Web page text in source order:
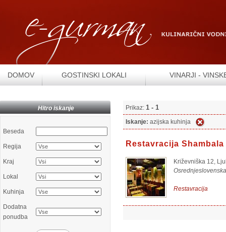
DOMOV GOSTINSKI LOKALI VINARJI -
Hitro iskanje
Beseda
Regija
Kraj
Lokal
Kuhinja
Dodatna
ponudba
Prikaz: 1 - 1
Iskanje: azijska kuhinja
Restavracija Shambala
Križevniška 12,
Osrednjeslovenska
Restavracija